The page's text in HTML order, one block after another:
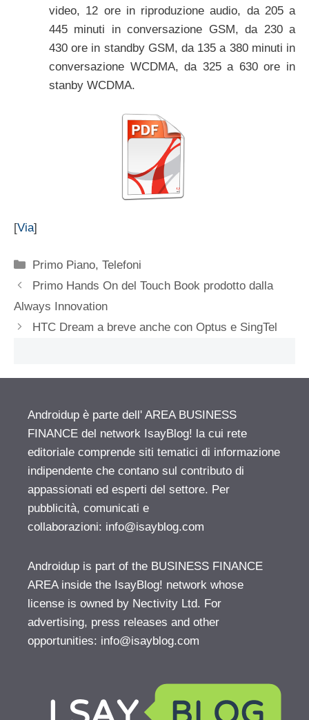
video, 12 ore in riproduzione audio, da 205 a
445 minuti in conversazione GSM, da 230 a
430 ore in standby GSM, da 135 a 380 minuti in
conversazione WCDMA, da 325 a 630 ore in
stanby WCDMA.
[Via]
Categorie
Primo Piano,Telefoni
Primo Hands On del Touch Book prodotto dalla
Always Innovation
HTC Dream a breve anche con Optus e SingTel
Androidup è parte dell' AREA BUSINESS
FINANCE del network IsayBlog! la cui rete
editoriale comprende siti tematici di informazione
indipendente che contano sul contributo di
appassionati ed esperti del settore. Per
pubblicità, comunicati e
collaborazioni: info@isayblog.com
Androidup is part of the BUSINESS FINANCE
AREA inside the IsayBlog! network whose
license is owned by Nectivity Ltd. For
advertising, press releases and other
opportunities: info@isayblog.com